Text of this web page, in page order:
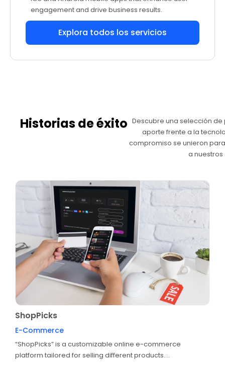
engagement and drive business results.
Explora todos los servicios
Historias de éxito Descubre una selección
aporte frente a la
compromiso se unieron
a nuestros
ShopPicks
E-Commerce
“ShopPicks” is a customizable online e-commerce
platform tailored for selling different products....